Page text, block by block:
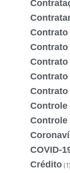
Contrato
Contrato
Contrato
Controle
Controle
COVID-
Crédito (1)